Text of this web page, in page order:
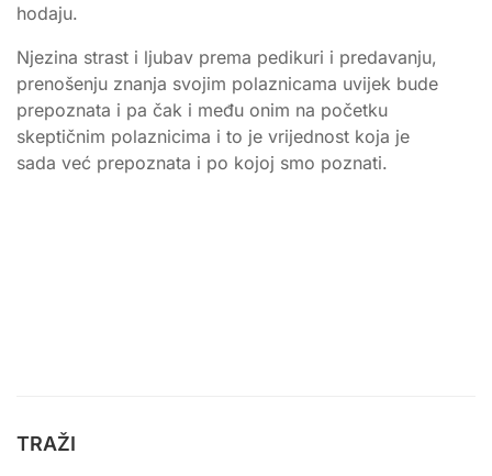
hodaju.
Njezina strast i ljubav prema pedikuri i predavanju,
prenošenju znanja svojim polaznicama uvijek bude
prepoznata i pa čak i među onim na početku
skeptičnim polaznicima i to je vrijednost koja je
sada već prepoznata i po kojoj smo poznati.
TRAŽI